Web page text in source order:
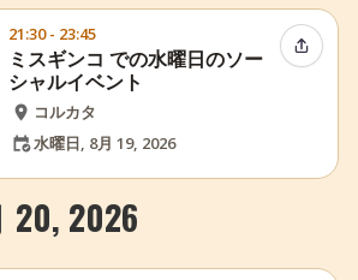
21:30 - 23:45
ミスギンコ での水曜日のソー
シャルイベント
コルカタ
水曜日, 8月 19, 2026
イベン
20, 2026